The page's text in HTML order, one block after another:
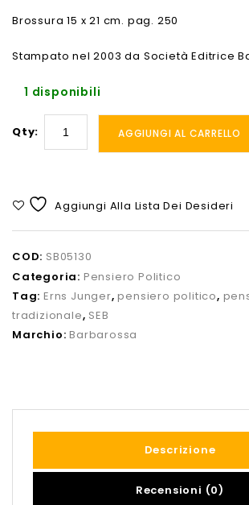
Brossura 15 x 21 cm. pag. 250
Stampato nel 2003 da Società Editrice
1 disponibili
Qty: AGGIUNGI AL CARRELLO
Aggiungi Alla Lista Dei Desideri
COD: SB05130
Categoria: Pensiero Politico
Tag: Erns Junger,pensiero politico,
tradizionale, SEB
Marchio:Barbarossa
Descrizione
Recensioni (0)